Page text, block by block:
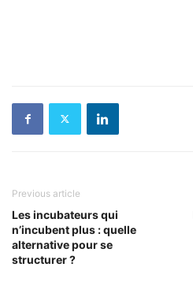
Previous article
Les incubateurs qui
n’incubent plus : quelle
alternative pour se
structurer ?